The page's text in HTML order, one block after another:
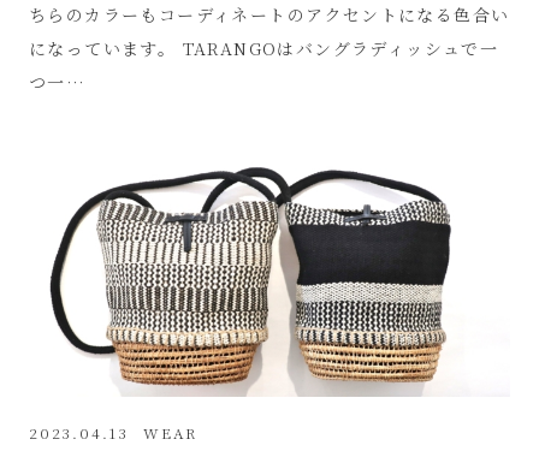
ちらのカラーもコーディネートのアクセントになる色合い
になっています。 TARANGOはバングラディッシュで一
つ一…
2023.04.13 WEAR